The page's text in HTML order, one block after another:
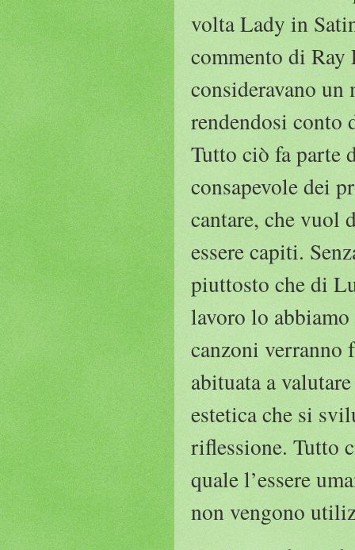
volta Lady in
commento di
consideravano
rendendosi
Tutto ciò fa parte
consapevole dei
cantare, che vuol
essere capiti.
piuttosto che di
lavoro lo
canzoni verranno
abituata a
estetica che si
riflessione. Tutto
quale l’essere
non vengono